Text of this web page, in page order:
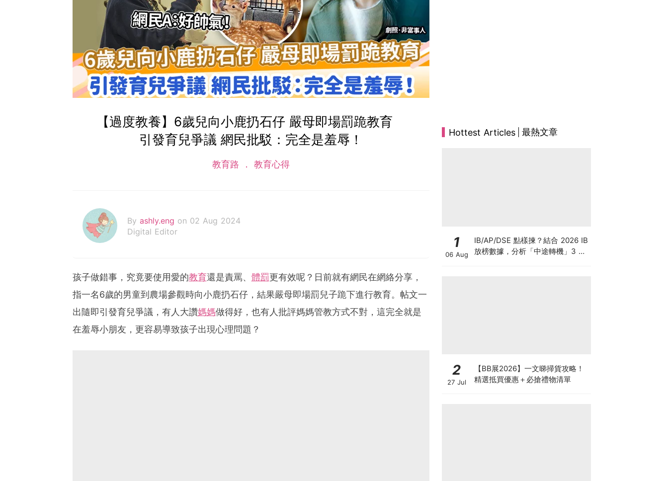
【過度教養】6歲兒向小鹿扔石仔 嚴母即場罰跪教育
引發育兒爭議 網民批駁：完全是羞辱！
教育路 教育心得
By ashly.eng on 02 Aug 2024
Digital Editor
孩子做錯事，究竟要使用愛的教育還是責罵、 體罰更有效呢？日前就有網民在網絡分享，
指一名6歲的男童到農場參觀時向小鹿扔石仔，結果嚴母即場罰兒子跪下進行教育。帖文一
出隨即引發育兒爭議，有人大讚媽媽做得好，也有人批評媽媽管教方式不對，這完全就是
在羞辱小朋友，更容易導致孩子出現心理問題？
Hottest Articles 最熱文章
1
06 Aug
IB/AP/DSE 點樣揀？結合 2026 IB
放榜數據，分析「中途轉機」3 大
2
27 Jul
【BB展2026】一文睇掃貨攻略！
精選抵買優惠＋必搶禮物清單